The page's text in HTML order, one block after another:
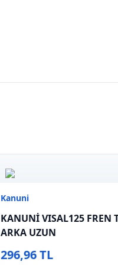
Kanuni
KANUNİ VISAL125 FREN
ARKA UZUN
296,96 TL